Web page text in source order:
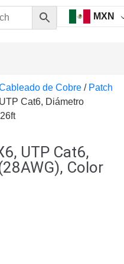
MXN
de Cobre / Patch
Cat6, Diámetro
UTP Cat6,
Color